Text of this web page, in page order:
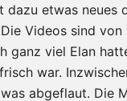
dazu etwas neues
Videos sind von
ganz viel Elan
war.
abgeflaut. Die